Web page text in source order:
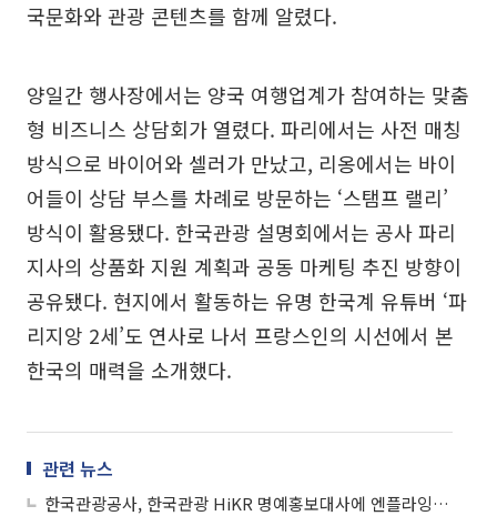
국문화와 관광 콘텐츠를 함께 알렸다.
양일간 행사장에서는 양국 여행업계가 참여하는 맞춤
형 비즈니스 상담회가 열렸다. 파리에서는 사전 매칭
방식으로 바이어와 셀러가 만났고, 리옹에서는 바이
어들이 상담 부스를 차례로 방문하는 ‘스탬프 랠리’
방식이 활용됐다. 한국관광 설명회에서는 공사 파리
지사의 상품화 지원 계획과 공동 마케팅 추진 방향이
공유됐다. 현지에서 활동하는 유명 한국계 유튜버 ‘파
리지앙 2세’도 연사로 나서 프랑스인의 시선에서 본
한국의 매력을 소개했다.
관련 뉴스
한국관광공사, 한국관광 HiKR 명예홍보대사에 엔플라잉 위촉